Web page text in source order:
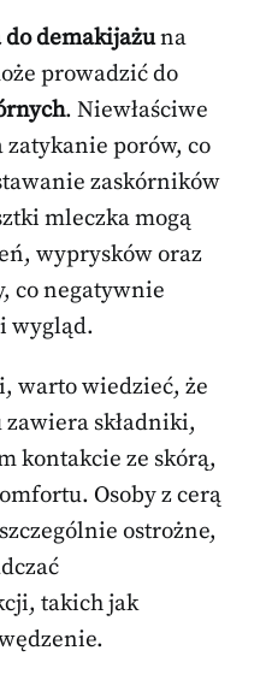
do demakijażuna
prowadzić do
. Niewłaściwe
porów, co
zaskórników
mleczka mogą
wyprysków oraz
co negatywnie
wygląd.
warto wiedzieć, że
składniki,
kontakcie ze skórą,
Osoby z cerą
ostrożne,
takich jak